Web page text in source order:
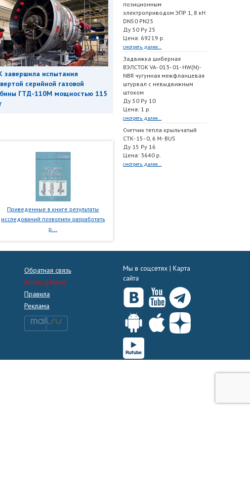
завершила испытания
серийной газовой
ГТД-110М мощностью 115
Приведенные в книге результаты
исследований позволили разработать
р...
позиционным
электроприводом ЭПР 1, 8 кН
DN50 PN25
Ду 50 Ру 25
Цена: 69219 р.
смотреть далее...
Задвижка шиберная
ВЭЛСТОК VA- 013- 01- HW(N)-
NBR чугунная межфланцевая
штурвал с невыдвижным
штоком
Ду 50 Ру 10
Цена: 1 р.
смотреть далее...
Счетчик тепла крыльчатый
СТК- 15- 0, 6 M- BUS
Ду 15 Ру 16
Цена: 3640 р.
смотреть далее...
Обратная связь
Armtorg.News
Правила
Реклама
Мы в соцсетях | Карта
сайта